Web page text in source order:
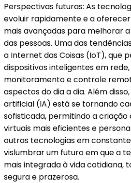
Perspectivas futuras: As
evoluir rapidamente e a
mais avançadas para melhorar
das pessoas. Uma das
a Internet das Coisas (IoT), que
dispositivos inteligentes em
monitoramento e controle
aspectos do dia a dia. Além
artificial (IA) está se tornando
sofisticada, permitindo a criação
virtuais mais eficientes e
outras tecnologias em
vislumbrar um futuro em que a
mais integrada à vida cotidiana,
segura e prazerosa.